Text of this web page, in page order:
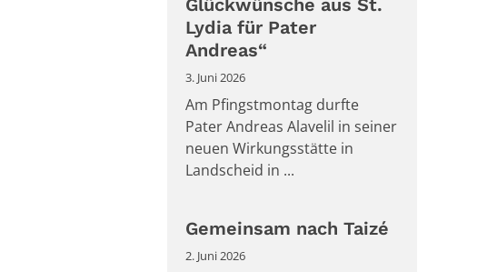
Glückwünsche aus St.
Lydia für Pater
Andreas“
3. Juni 2026
Am Pfingstmontag durfte
Pater Andreas Alavelil in seiner
neuen Wirkungsstätte in
Landscheid in ...
Gemeinsam nach Taizé
2. Juni 2026